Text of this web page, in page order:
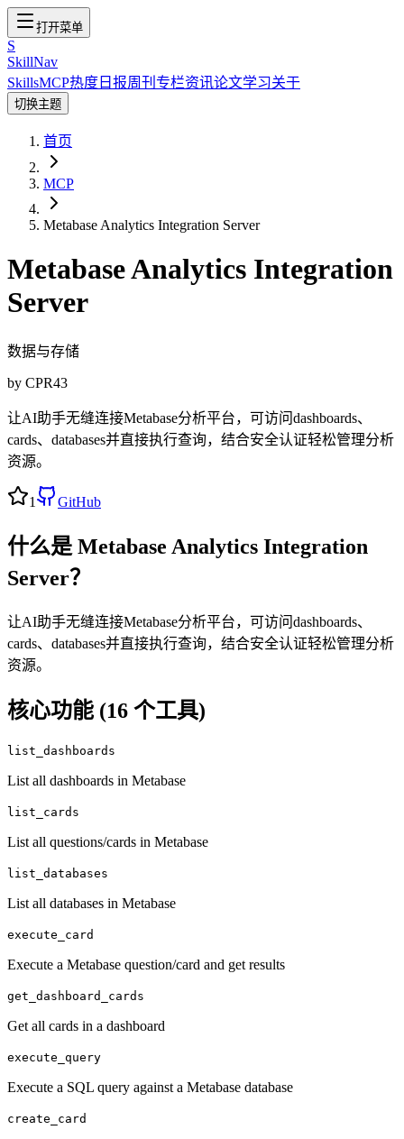
打开菜单
S
SkillNav
SkillsMCP热度 日报周刊 专栏资讯论文学习关于
切换主题
首页
MCP
Metabase Analytics Integration Server
Metabase Analytics Integration
Server
数据与存储
by CPR43
让AI助手无缝连接Metabase分析平台，可访问dashboards、
cards、databases并直接执行查询，结合安全认证轻松管理分析
资源。
1 GitHub
什么是 Metabase Analytics Integration
Server？
让AI助手无缝连接Metabase分析平台，可访问dashboards、
cards、databases并直接执行查询，结合安全认证轻松管理分析
资源。
核心功能 (16 个工具)
list_dashboards
List all dashboards in Metabase
list_cards
List all questions/cards in Metabase
list_databases
List all databases in Metabase
execute_card
Execute a Metabase question/card and get results
get_dashboard_cards
Get all cards in a dashboard
execute_query
Execute a SQL query against a Metabase database
create_card